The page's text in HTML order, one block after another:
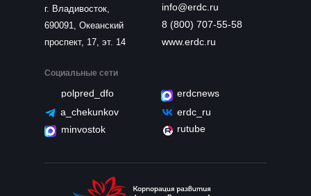
г. Владивосток,
690091, Океанский
проспект, 17, эт. 14
info@erdc.ru
8 (800) 707-55-58
www.erdc.ru
Социальные сети
polpred_dfo
a_chekunkov
minvostok
erdcnews
erdc_ru
rutube